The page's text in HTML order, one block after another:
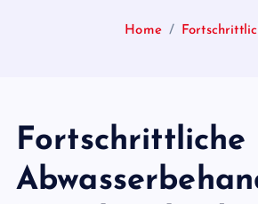
Home
Fortschrittliche